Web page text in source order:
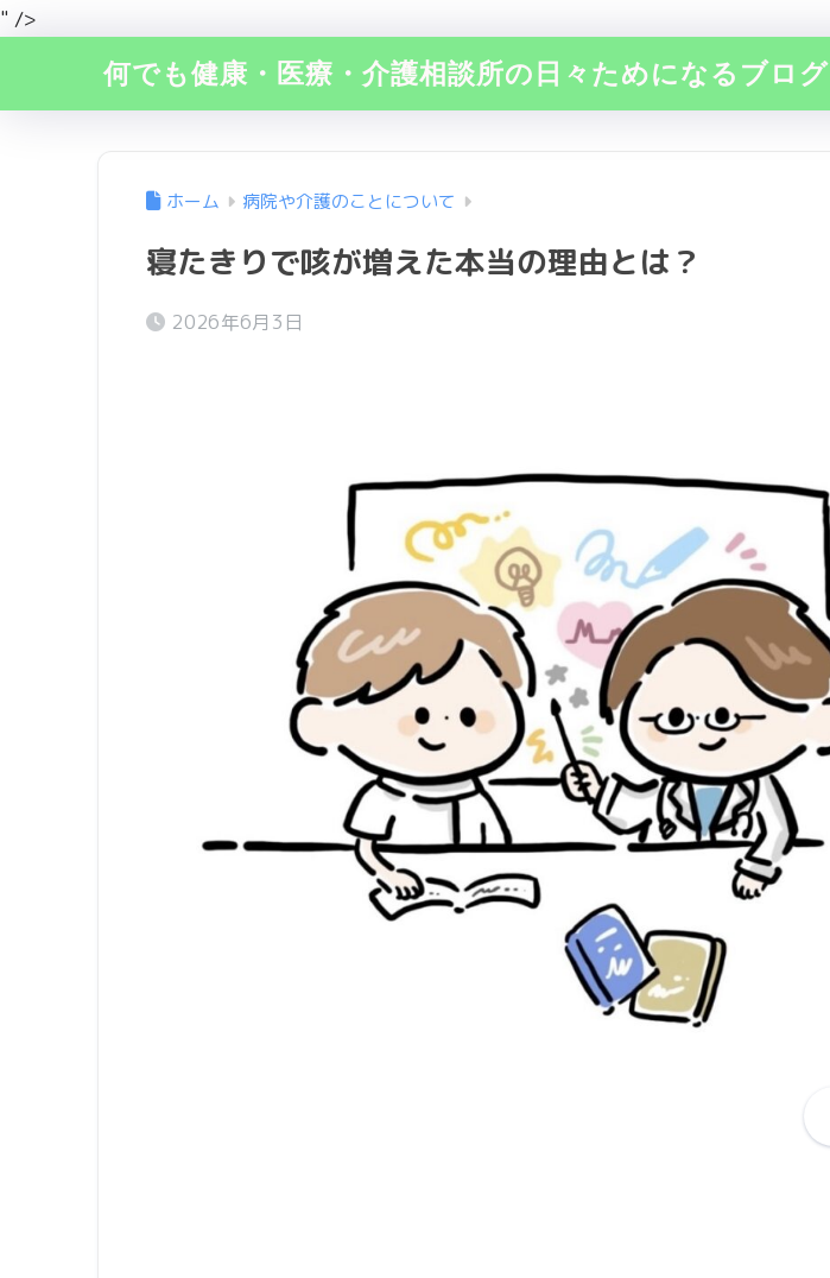
" />
何でも健康・医療・介護相談所の日々ためになるブログ
ホーム 病院や介護のことについて
寝たきりで咳が増えた本当の理由とは？
2026年6月3日